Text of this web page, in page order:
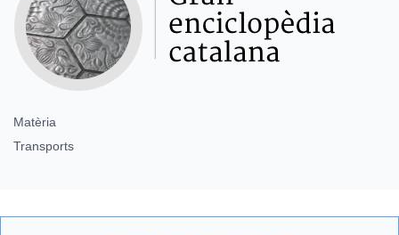
Matèria
Transports